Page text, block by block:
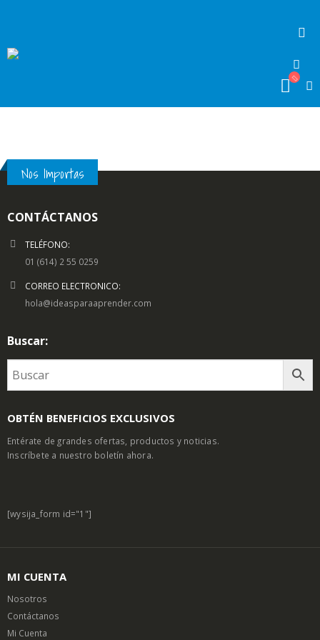
Nos Importas
CONTÁCTANOS
TELÉFONO:
01 (614) 2 55 0259
CORREO ELECTRONICO:
hola@ideasparaaprender.com
Buscar:
OBTÉN BENEFICIOS EXCLUSIVOS
Entérate de grandes ofertas, productos y noticias.
Inscríbete a nuestro boletín ahora.
[wysija_form id="1"]
MI CUENTA
Nosotros
Contáctanos
Mi Cuenta